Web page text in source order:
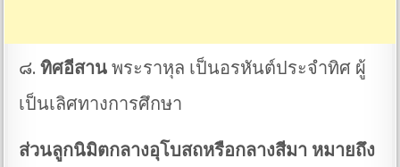
๘.ทิศอีสาน พระราหุล เป็นอรหันต์ประจำทิศ ผู้
เป็นเลิศทางการศึกษา
ส่วนลูกนิมิตกลางอุโบสถหรือกลางสีมา หมายถึง